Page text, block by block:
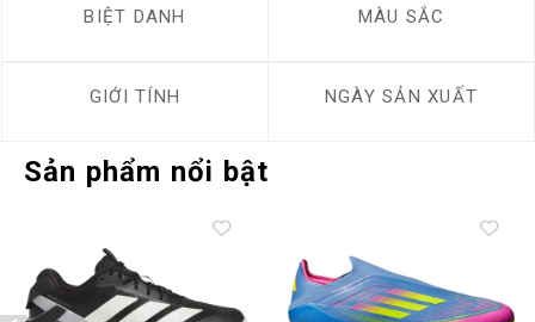
BIỆT DANH MÀU SẮC
GIỚI TÍNH NGÀY SẢN XUẤT
Sản phẩm nổi bật
Add to
wishlist
Add to
wishlist